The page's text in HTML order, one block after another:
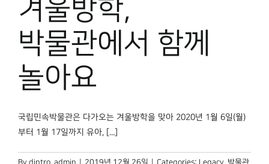
박물관 홈페이지
겨울방학,
박물관에서 함께
놀아요
국립민속박물관은 다가오는 겨울방학을 맞아 2020년 1월 6일(월)
부터 1월 17일까지 유아, [...]
By dintro_admin 2019년 12월 26일 Categories: Legacy 박물관